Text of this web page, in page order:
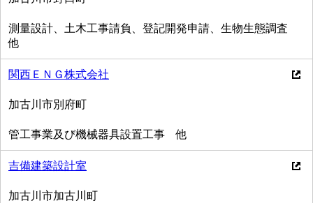
測量設計、土木工事請負、登記開発申請、生物生態調査
他
関西ＥＮＧ株式会社
加古川市別府町
管工事業及び機械器具設置工事 他
吉備建築設計室
加古川市加古川町